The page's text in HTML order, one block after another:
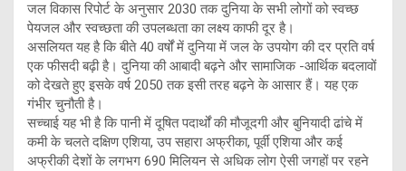
जल विकास रिपोर्ट के अनुसार 2030 तक दुनिया के सभी लोगों को स्वच्छ
पेयजल और स्वच्छता की उपलब्धता का लक्ष्य काफी दूर है।
असलियत यह है कि बीते 40 वर्षों में दुनिया में जल के उपयोग की दर प्रति वर्ष
एक फीसदी बढ़ी है। दुनिया की आबादी बढ़ने और सामाजिक -आर्थिक बदलावों
को देखते हुए इसके वर्ष 2050 तक इसी तरह बढ़ने के आसार हैं। यह एक
गंभीर चुनौती है।
सच्चाई यह भी है कि पानी में दूषित पदार्थों की मौजूदगी और बुनियादी ढांचे में
कमी के चलते दक्षिण एशिया, उप सहारा अफ्रीका, पूर्वी एशिया और कई
अफ्रीकी देशों के लगभग 690 मिलियन से अधिक लोग ऐसी जगहों पर रहने